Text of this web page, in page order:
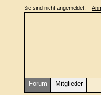
Sie sind nicht angemeldet.
Forum Mitglieder